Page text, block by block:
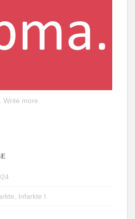
Write more.
Infarkte I